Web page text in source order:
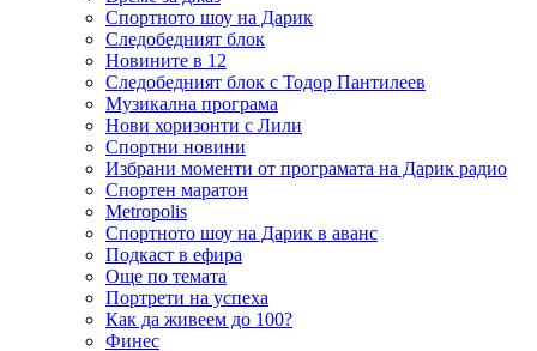
Спортното шоу на Дарик
Следобедният блок
Новините в 12
Следобедният блок с Тодор Пантилеев
Музикална програма
Нови хоризонти с Лили
Спортни новини
Избрани моменти от програмата на Дарик радио
Спортен маратон
Metropolis
Спортното шоу на Дарик в аванс
Подкаст в ефира
Още по темата
Портрети на успеха
Как да живеем до 100?
Финес